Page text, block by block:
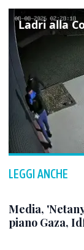
LEGGI ANCHE
Media,
piano Gaza,